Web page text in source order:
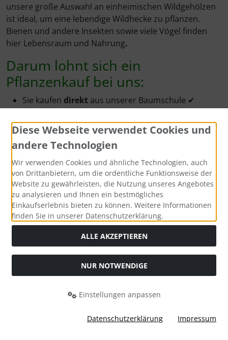
unsere große Auswahl an einheimischen Wildgehölzen
ist ideal, um eine lebendige Wildhecke zu pflanzen.
Bienen und andere Insekten sowie viele Vögel finden
hier Lebensraum und Nahrung.
Darum lohnt sich ein
Pflanzenkauf bei uns:
Sie kaufen direkt aus unserer Baumschule ✔
durch den Direktvertrieb kaufen Sie zu äußerst
günstigenPreisen ein ✔
Sie erhalten die Pflanzen kurzfristig bzw. zum
Wunschtermin -frischund
Pflanzenbeet ✔
Sie bekommen in aller Regel denZustellungstag
mitgeteilt, meist per telefonischer Kurz-Info ✔
Sie werden freundlich und kompetent
gerne auchtelefonisch ✔
durch dieAnwachsgarantiekaufen Sieohne
Warum Containerpflanzen?
Containerpflanzensind grundsätzlichjederzeit
sicher an - ausreichendes Gießen
Diese Webseite verwendet Cookies und
andere Technologien
Wir verwenden Cookies und ähnliche Technologien, auch
von Drittanbietern, um die ordentliche Funktionsweise der
Website zu gewährleisten, die Nutzung unseres Angebotes
zu analysieren und Ihnen ein bestmögliches
Einkaufserlebnis bieten zu können. Weitere Informationen
finden Sie in unserer Datenschutzerklärung.
ALLE AKZEPTIEREN
NUR NOTWENDIGE
Einstellungen anpassen
Datenschutzerklärung Impressum
Bewertungen bei: shopvote.de ⓘ